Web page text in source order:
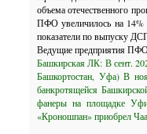
объема отечественного
ПФО увеличилось на
показатели по выпуску
Ведущие предприятия
Башкирская ЛК: В сент.
Башкортостан, Уфа) В
банкротящейся
фанеры на площадке
«Кроношпан» приобрел